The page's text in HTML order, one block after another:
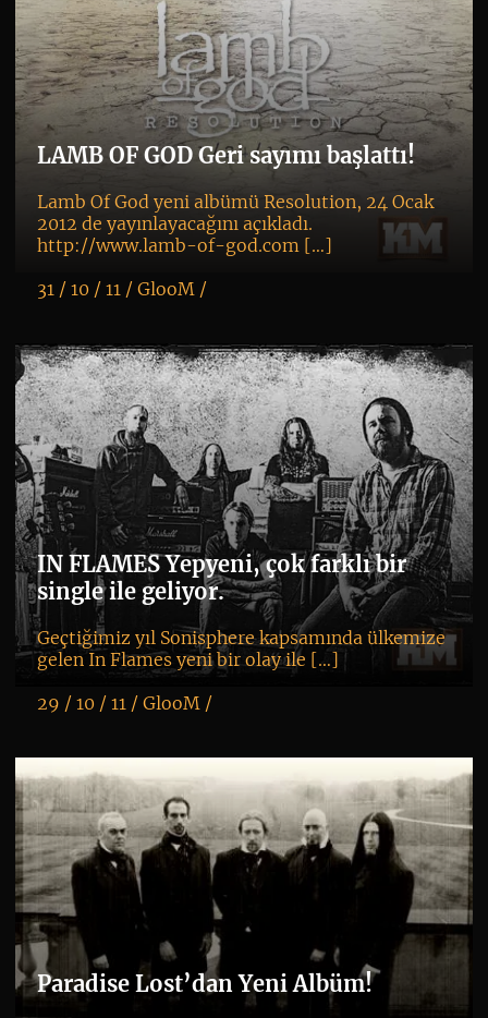
LAMB OF GOD Geri sayımı başlattı!
Lamb Of God yeni albümü Resolution, 24 Ocak
2012 de yayınlayacağını açıkladı.
http://www.lamb-of-god.com […]
31 / 10 / 11 / GlooM/
IN FLAMES Yepyeni, çok farklı bir
single ile geliyor.
Geçtiğimiz yıl Sonisphere kapsamında ülkemize
gelen In Flames yeni bir olay ile […]
29 / 10 / 11 / GlooM/
Paradise Lost’dan Yeni Albüm!